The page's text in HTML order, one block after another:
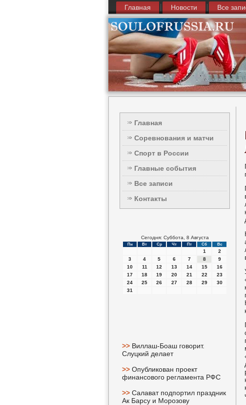
Главная Новости Все
Главная
Соревнования и матчи
Спорт в России
Главные события
Все записи
Контакты
Сегодня: Суббота, 8 Августа
Пн Вт Ср Чт Пт Сб Вс
1
2
3
4 5 6 7 8
9
10
11 12 13 14 15
16
17
18 19 20 21 22
23
24
25 26 27 28 29
30
31
>> Виллаш-Боаш говорит.
Слуцкий делает
>> Опубликован проект
финансового регламента РФС
>> Салават подпортил праздник
Ак Барсу и Морозову